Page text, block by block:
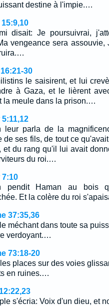
destine à l'impie.…
disait: Je poursuivrai,
vengeance sera
30
le saisirent, et lui
à Gaza, et le lièrent
la meule dans la prison.…
leur parla de la
de ses fils, de tout ce
et du rang qu'il lui avait
du roi.…
7:10
pendit Haman au bois
Et la colère du roi
37:35,36
méchant dans toute sa
verdoyant.…
73:18-20
places sur des voies
en ruines.…
s'écria: Voix d'un dieu, et